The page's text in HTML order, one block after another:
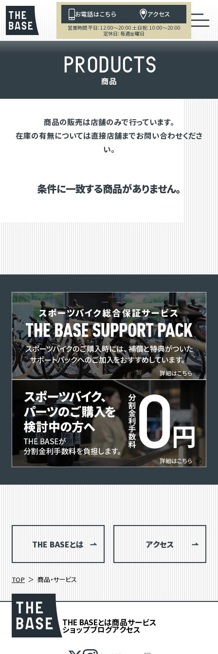
お電話はこちら アクセス
営業時間 平日：12:00～20:00 土日祝：10:00～20:00
定休日：毎週金曜日
PRODUCTS
商品
商品の販売は店舗のみで行っています。
在庫の有無については直接店舗までお問い合わせくださ
い。
条件に一致する商品がありません。
THE BASEとは アクセス
TOP 商品・サービス
THE BASEとは商品サービス
ショップブログアクセス